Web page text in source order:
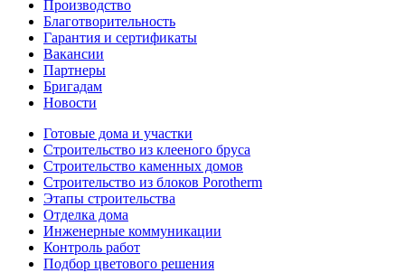
Производство
Благотворительность
Гарантия и сертификаты
Вакансии
Партнеры
Бригадам
Новости
Готовые дома и участки
Строительство из клееного бруса
Строительство каменных домов
Строительство из блоков Porotherm
Этапы строительства
Отделка дома
Инженерные коммуникации
Контроль работ
Подбор цветового решения